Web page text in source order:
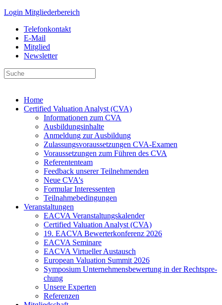
Login Mitgliederbereich
Telefonkontakt
E-Mail
Mitglied
Newsletter
Home
Certified Valuation Analyst (CVA)
Informationen zum CVA
Ausbildungsinhalte
Anmeldung zur Ausbildung
Zulassungsvoraussetzungen CVA-Examen
Voraussetzungen zum Führen des CVA
Referententeam
Feedback unserer Teilnehmenden
Neue CVA's
Formular Interessenten
Teilnahmebedingungen
Veranstaltungen
EACVA Veranstaltungskalender
Certified Valuation Analyst (CVA)
19. EACVA Bewerterkonferenz 2026
EACVA Seminare
EACVA Virtueller Austausch
European Valuation Summit 2026
Symposium Unternehmens­bewertung in der Recht­spre­
chung
Unsere Experten
Referenzen